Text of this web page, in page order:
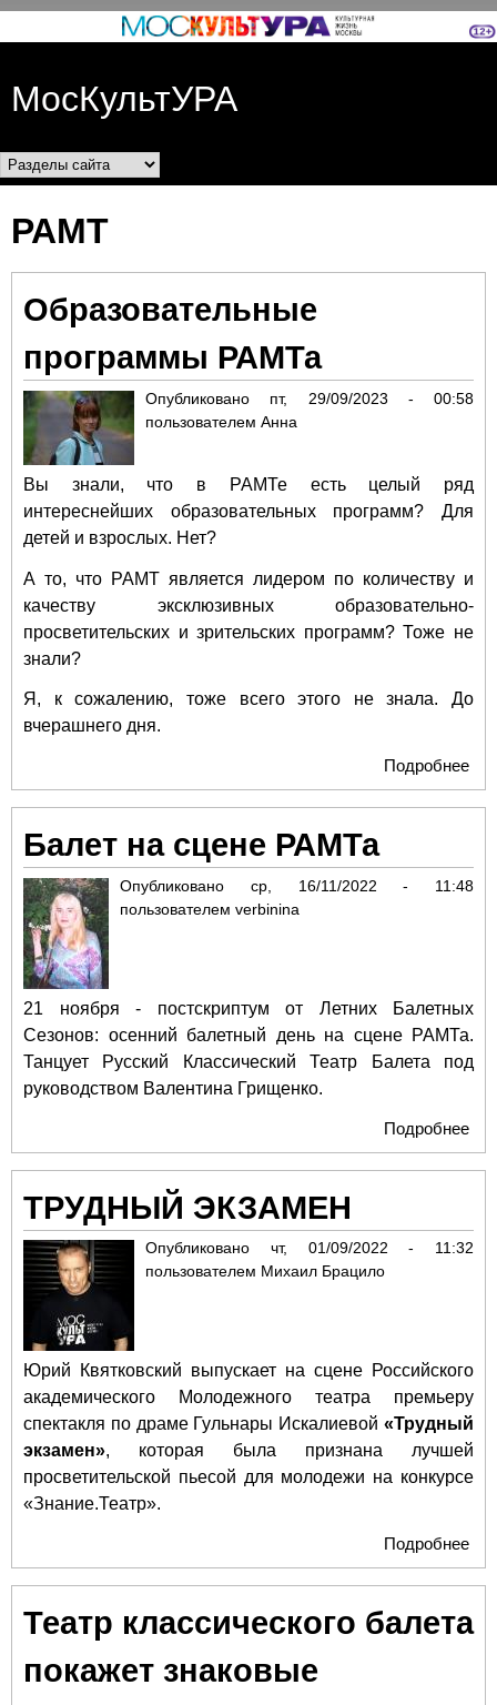
Перейти к основному
МосКультУРА
Разделы сайта
РАМТ
Образовательные
программы РАМТа
Опубликовано пт, 29/09/2023 - 00:58
пользователем Анна
Вы знали, что в РАМТе есть целый ряд
интереснейших образовательных программ? Для
детей и взрослых. Нет?
А то, что РАМТ является лидером по количеству и
качеству эксклюзивных образовательно-
просветительских и зрительских программ? Тоже не
знали?
Я, к сожалению, тоже всего этого не знала. До
вчерашнего дня.
Подробнее
Балет на сцене РАМТа
Опубликовано ср, 16/11/2022 - 11:48
пользователем verbinina
21 ноября - постскриптум от Летних Балетных
Сезонов: осенний балетный день на сцене РАМТа.
Танцует Русский Классический Театр Балета под
руководством Валентина Грищенко.
Подробнее
на
ТРУДНЫЙ ЭКЗАМЕН
Опубликовано чт, 01/09/2022 - 11:32
пользователем Михаил Брацило
Юрий Квятковский выпускает на сцене Российского
академического Молодежного театра премьеру
спектакля по драме Гульнары Искалиевой «Трудный
экзамен», которая была признана лучшей
просветительской пьесой для молодежи на конкурсе
«Знание.Театр».
Подробнее
Театр классического балета
покажет знаковые